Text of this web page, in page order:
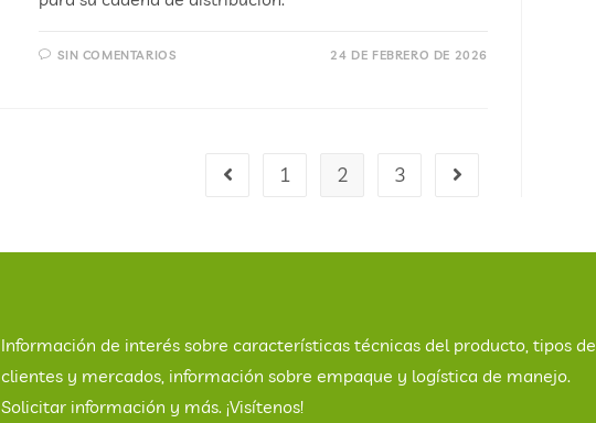
SIN COMENTARIOS 24 DE FEBRERO DE 2026
1 2 3
Información de interés sobre características técnicas del producto, tipos de
clientes y mercados, información sobre empaque y logística de manejo.
Solicitar información y más. ¡Visítenos!